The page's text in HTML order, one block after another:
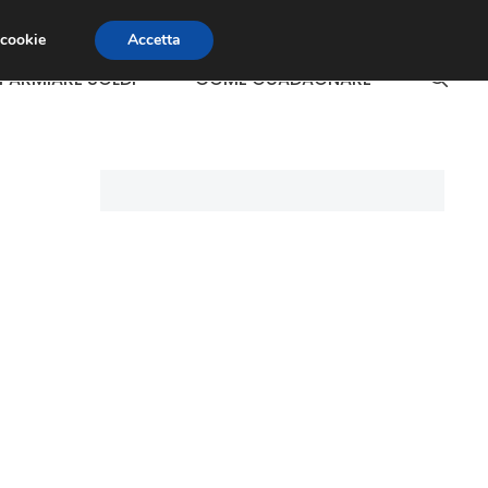
SOLDI COME GUADAGNARE
Accetta